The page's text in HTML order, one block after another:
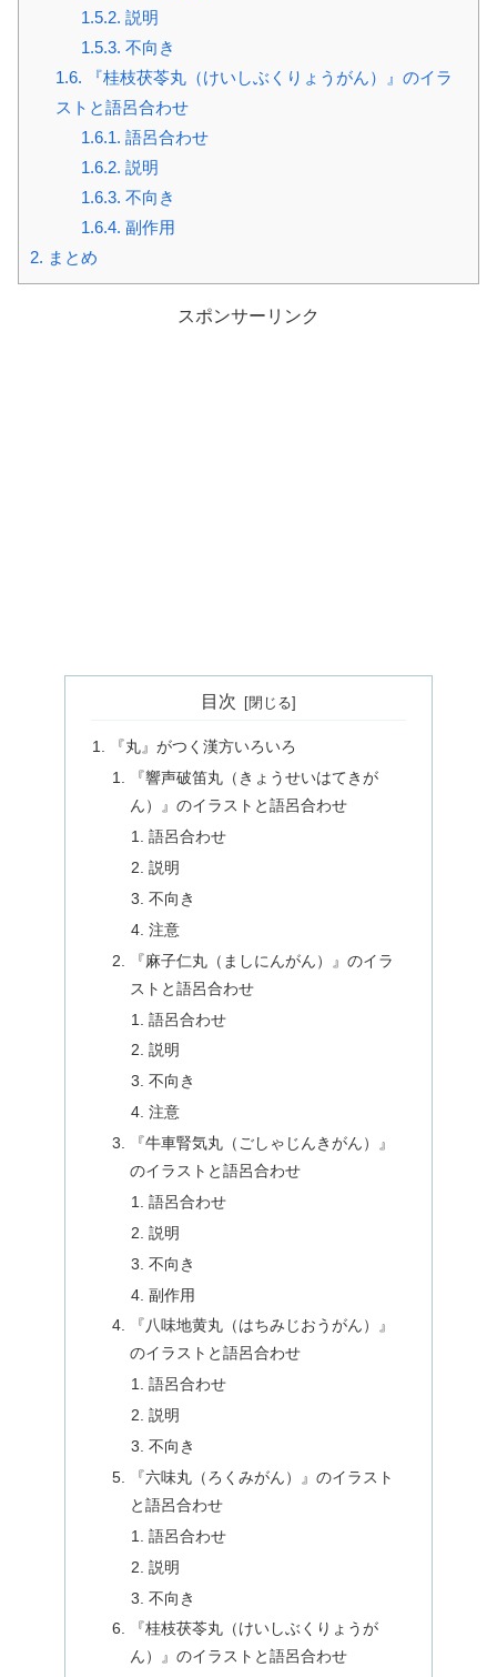
1.5.2. 説明
1.5.3. 不向き
1.6. 『桂枝茯苓丸（けいしぶくりょうがん）』のイラ
ストと語呂合わせ
1.6.1. 語呂合わせ
1.6.2. 説明
1.6.3. 不向き
1.6.4. 副作用
2. まとめ
スポンサーリンク
目次
『丸』がつく漢方いろいろ
『響声破笛丸（きょうせいはてきが
ん）』のイラストと語呂合わせ
語呂合わせ
説明
不向き
注意
『麻子仁丸（ましにんがん）』のイラ
ストと語呂合わせ
語呂合わせ
説明
不向き
注意
『牛車腎気丸（ごしゃじんきがん）』
のイラストと語呂合わせ
語呂合わせ
説明
不向き
副作用
『八味地黄丸（はちみじおうがん）』
のイラストと語呂合わせ
語呂合わせ
説明
不向き
『六味丸（ろくみがん）』のイラスト
と語呂合わせ
語呂合わせ
説明
不向き
『桂枝茯苓丸（けいしぶくりょうが
ん）』のイラストと語呂合わせ